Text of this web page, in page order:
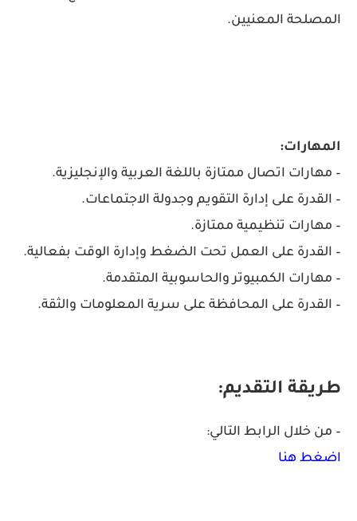
المصلحة المعنيين.
المهارات:
– مهارات اتصال ممتازة باللغة العربية والإنجليزية.
– القدرة على إدارة التقويم وجدولة الاجتماعات.
– مهارات تنظيمية ممتازة.
– القدرة على العمل تحت الضغط وإدارة الوقت بفعالية.
– مهارات الكمبيوتر والحاسوبية المتقدمة.
– القدرة على المحافظة على سرية المعلومات والثقة.
طريقة التقديم:
– من خلال الرابط التالي:
اضغط هنا